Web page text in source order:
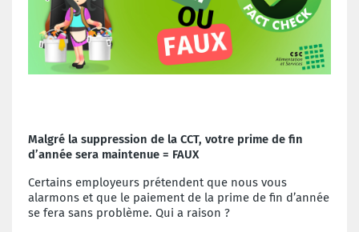
Malgré la suppression de la CCT, votre prime de fin
d’année sera maintenue = FAUX
Certains employeurs prétendent que nous vous
alarmons et que le paiement de la prime de fin d’année
se fera sans problème. Qui a raison ?